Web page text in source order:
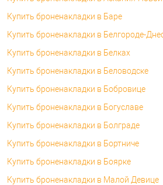
Купить броненакладки в Баре
Купить броненакладки в Белгороде-
Купить броненакладки в Белках
Купить броненакладки в Беловодске
Купить броненакладки в Бобровице
Купить броненакладки в Богуславе
Купить броненакладки в Болграде
Купить броненакладки в Бортниче
Купить броненакладки в Боярке
Купить броненакладки в Малой Девице